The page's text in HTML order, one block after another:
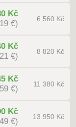
Kč
€)
6 560 Kč
Kč
€)
8 820 Kč
Kč
€)
11 380 Kč
Kč
€)
13 950 Kč